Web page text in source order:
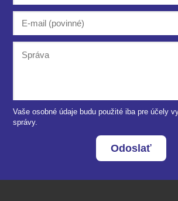
Vaše osobné údaje budu použité iba pre účely
správy.
Odoslať